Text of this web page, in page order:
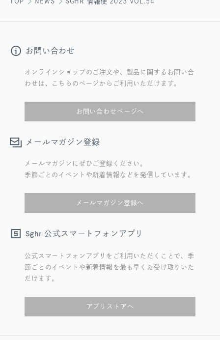
お問い合わせ
オンラインショップのご注文や、製品に関するお問い合
わせは、こちらのページからご利用いただけます。
お問い合わせページへ
メールマガジン登録
メールマガジンにぜひご登録ください。
季節ごとのイベントや新着情報などを発信しています。
メールマガジン登録へ
Sghr 公式スマートフォンアプリ
公式スマートフォンアプリをご利用いただくことで、季
節ごとのイベントや新着情報を最も早くお受け取りいた
だけます。
アプリストアへ